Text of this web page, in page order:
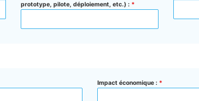
prototype, pilote, déploiement, etc.) : *
Impact économique : *